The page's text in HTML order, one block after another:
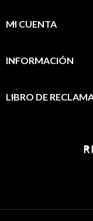
MI CUENTA
INFORMACIÓN
LIBRO DE